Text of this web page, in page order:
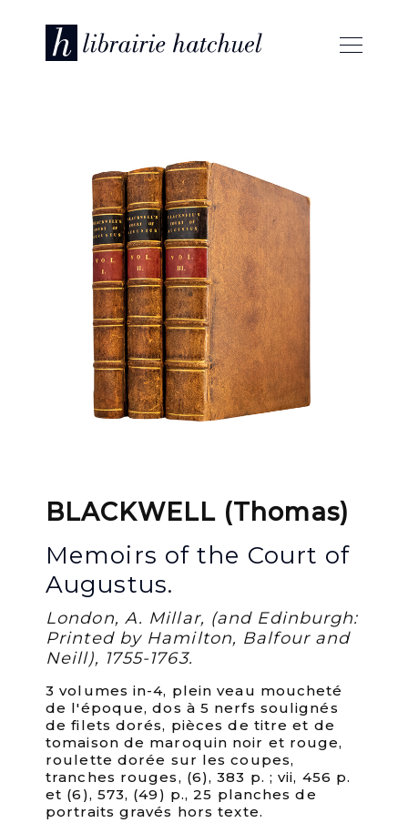
BLACKWELL (Thomas)
Memoirs of the Court of
Augustus.
London, A. Millar, (and Edinburgh:
Printed by Hamilton, Balfour and
Neill), 1755-1763.
3 volumes in-4, plein veau moucheté
de l'époque, dos à 5 nerfs soulignés
de filets dorés, pièces de titre et de
tomaison de maroquin noir et rouge,
roulette dorée sur les coupes,
tranches rouges, (6), 383 p. ; vii, 456 p.
et (6), 573, (49) p., 25 planches de
portraits gravés hors texte.